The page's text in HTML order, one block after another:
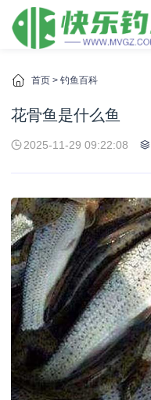
首页 > 钓鱼百科
花骨鱼是什么鱼
2025-11-29 09:22:08